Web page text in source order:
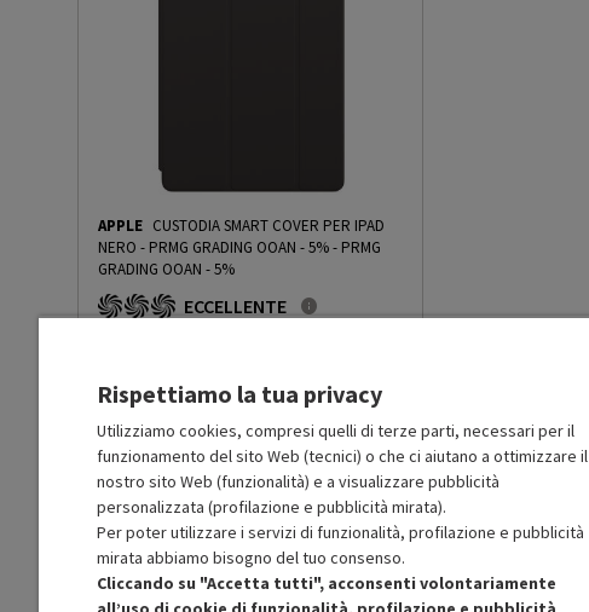
Tipo WiFi Wi-Fi 4 802.11n
Bluetooth
GPS Sì
Webcam No
Autofocus
APPLE CUSTODIA SMART COVER PER IPAD
NERO - PRMG GRADING OOAN - 5%- PRMG
GRADING OOAN - 5%
ECCELLENTE
N: Prodotto funzionante
Prodotto Nuovo 59.00 -5%
Ricondizionato Prezzo ridotto da
56.05a-50%
In Promozione 28.02
Aggiungi al carrello
Rispettiamo la tua privacy
Utilizziamo cookies, compresi quelli di terze parti, necessari per il
funzionamento del sito Web (tecnici) o che ci aiutano a ottimizzare il
nostro sito Web (funzionalità) e a visualizzare pubblicità
personalizzata (profilazione e pubblicità mirata).
Per poter utilizzare i servizi di funzionalità, profilazione e pubblicità
mirata abbiamo bisogno del tuo consenso.
Cliccando su "Accetta tutti", acconsenti volontariamente